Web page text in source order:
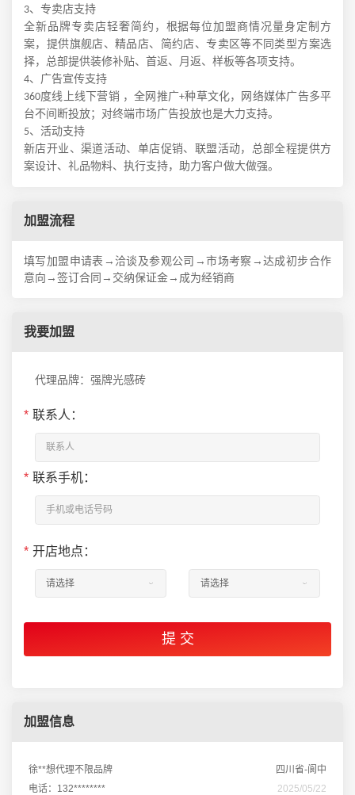
3、专卖店支持
全新品牌专卖店轻奢简约，根据每位加盟商情况量身定制 方
案，提供旗舰店、精品店、 简约店、专卖区等不同类型方案选
择，总部提供装修补贴、首返、月返、样板等各项支持。
4、广告宣传支持
360度线上线下营销 ，全网推广+种草文化， 网络媒体广告多平
台不间断投放；对终端市场广告投放也是大力支持。
5、活动支持
新店开业、渠道活动、单店促销、联盟活动，总部全程提供方
案设计、礼品物料、执行支持，助力客户做大做强。
加盟流程
填写加盟申请表→洽谈及参观公司→市场考察→达成初步合作
意向→签订合同→交纳保证金→成为经销商
我要加盟
代理品牌：强牌光感砖
* 联系人：
* 联系手机：
* 开店地点：
加盟信息
徐**想代理不限品牌
四川省-阆中
电话：132********
2025/05/22